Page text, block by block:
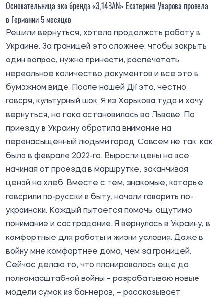
Основательница эко бренда «3,14BAN» Екатерина Уварова провела
в Германии 5 месяцев
Решили вернуться, хотела продолжать работу в
Украине. За границей это сложнее: чтобы закрыть
один вопрос, нужно принести, распечатать
нереальное количество документов и все это в
бумажном виде. После нашей Дії это, честно
говоря, культурный шок. Я из Харькова туда и хочу
вернуться, но пока остановилась во Львове. По
приезду в Украину обратила внимание на
перенасыщенный людьми город. Совсем не так, как
было в феврале 2022-го. Выросли цены на все:
начиная от проезда в маршрутке, заканчивая
ценой на хлеб. Вместе с тем, знакомые, которые
говорили по-русски в быту, начали говорить по-
украински. Каждый пытается помочь, ощутимо
понимание и сострадание. Я вернулась в Украину, в
комфортные для работы и жизни условия. Даже в
войну мне комфортнее дома, чем за границей.
Сейчас делаю то, что планировалось еще до
полномасштабной войны – разрабатываю новые
модели сумок из баннеров, – рассказывает